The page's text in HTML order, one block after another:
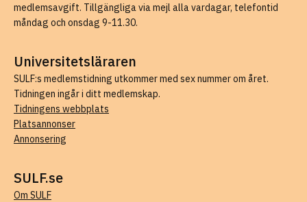
medlemsavgift. Tillgängliga via mejl alla vardagar, telefontid
måndag och onsdag 9-11.30.
Universitetsläraren
SULF:s medlemstidning utkommer med sex nummer om året.
Tidningen ingår i ditt medlemskap.
Tidningens webbplats
Platsannonser
Annonsering
SULF.se
Om SULF